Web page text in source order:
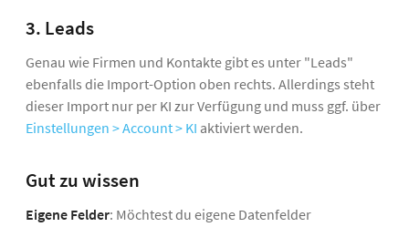
3. Leads
Genau wie Firmen und Kontakte gibt es unter "Leads"
ebenfalls die Import-Option oben rechts. Allerdings steht
dieser Import nur per KI zur Verfügung und muss ggf. über
Einstellungen > Account > KI aktiviert werden.
Gut zu wissen
Eigene Felder: Möchtest du eigene Datenfelder